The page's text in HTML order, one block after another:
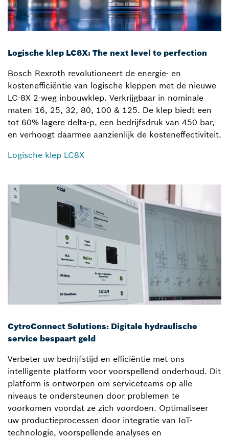
Logische klep LC8X: The next level to perfection
Bosch Rexroth revolutioneert de energie- en
kostenefficiëntie van logische kleppen met de nieuwe
LC-8X 2-weg inbouwklep. Verkrijgbaar in nominale
maten 16, 25, 32, 80, 100 & 125. De klep biedt een
tot 60% lagere delta-p, een bedrijfsdruk van 450 bar,
en verhoogt daarmee aanzienlijk de kosteneffectiviteit.
Logische klep LC8X
CytroConnect Solutions: Digitale hydraulische
service bespaart geld
Verbeter uw bedrijfstijd en efficiëntie met ons
intelligente platform voor voorspellend onderhoud. Dit
platform is ontworpen om serviceteams op alle
niveaus te ondersteunen door problemen te
voorkomen voordat ze zich voordoen. Optimaliseer
uw productieprocessen door integratie van IoT-
technologie, voorspellende analyses en